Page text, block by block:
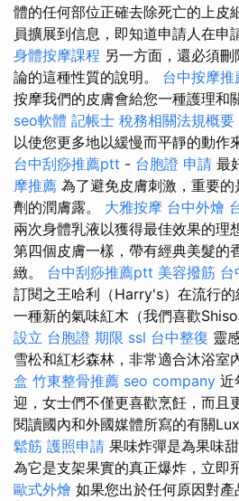
體的任何部位正確去除死亡的上皮
員擴展到信息，即知道申請人在申
身體按摩課程 另一方面，還必須
論的這種性質的說明。 台中按摩
按摩我們的皮膚會給您一種護理和
seo軟體 記帳士 稅務相關法規概要
以使您更多地以緩慢而平靜的動作
台中刮痧推薦ptt - 台胞證 申請 最
摩推薦 為了避免皮膚刺激，重要
劑的潤膚露。 大雅按摩 台中外燴
兩次身體乳液以獲得最佳效果的理
第四個皮膚一樣，帶有經典美髮的
緻。 台中刮痧推薦ptt 美容撥筋 台
訂閱之王哈利（Harry's）在流行
一種新的氣味紅木（我們喜歡
設立 台胞證 期限 ssl 台中整復 靈
雪松和紅杉森林，非常適合沐浴室
盒 竹東整骨推薦 seo company 近
迎，女士們不僅更喜歡烹飪，而且
閱讀國內和外國媒體所寫的有關
鬆筋 護照申請 果味炸彈是為果味
為它是支架果實的真正爆炸，立即
歐式外燴 如果您出於任何原因對